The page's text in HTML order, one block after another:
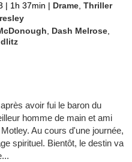
| 1h 37min | Drame ,Thriller
Dash Melrose
avoir fui le baron du
homme de main et ami
Au cours d'une journée,
spirituel. Bientôt, le destin va